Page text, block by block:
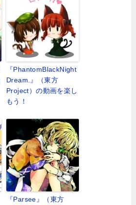
『PhantomBlackNight
Dream.』（東方
Project）の動画を楽し
もう！
『Parsee』（東方